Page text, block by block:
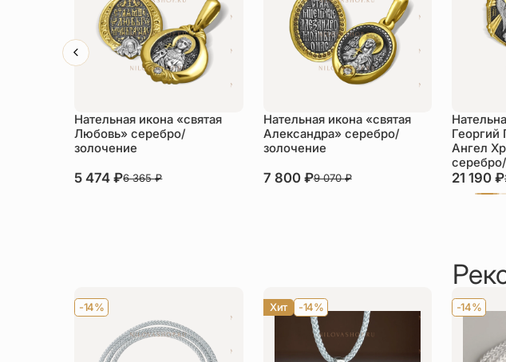
Нательная икона «святая
Любовь» серебро/
золочение
5 474₽6 365₽
Нательная икона «святая
Александра» серебро/
золочение
7 800 ₽9 070₽
Георгий
Ангел
21 190₽
-14% Хит -14% -14%